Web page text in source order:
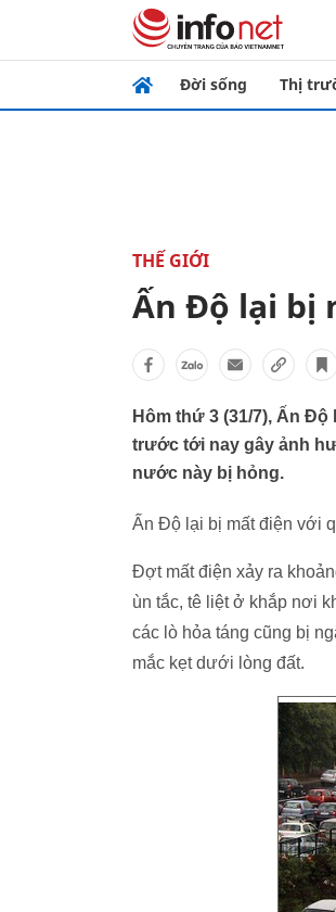
Đời sống Thị
THẾ GIỚI
Ấn Độ lại bị
Hôm thứ 3 (31/7), Ấn
trước tới nay gây ảnh
nước này bị hỏng.
Ấn Độ lại bị mất điện với
Đợt mất điện xảy ra
ùn tắc, tê liệt ở khắp nơi
các lò hỏa táng cũng bị
mắc kẹt dưới lòng đất.